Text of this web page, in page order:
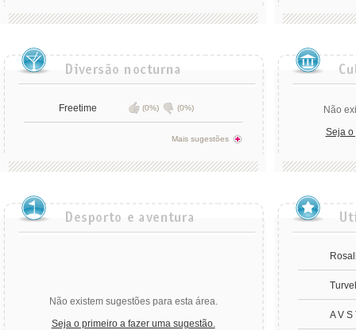
Freetime (0%) (0%)
Mais sugestões
Não
Seja o
Não existem sugestões para esta área.
Seja o primeiro a fazer uma sugestão.
A V S